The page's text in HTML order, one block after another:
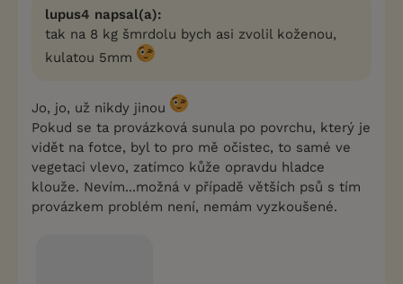
lupus4 napsal(a):
tak na 8 kg šmrdolu bych asi zvolil koženou,
kulatou 5mm
Jo, jo, už nikdy jinou
Pokud se ta provázková sunula po povrchu, který je
vidět na fotce, byl to pro mě očistec, to samé ve
vegetaci vlevo, zatímco kůže opravdu hladce
klouže. Nevím...možná v případě větších psů s tím
provázkem problém není, nemám vyzkoušené.